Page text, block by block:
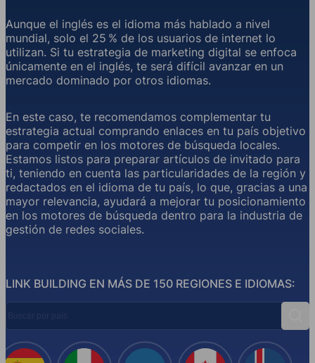
LINK BUILDING EN MÁS DE 150 REGIONES E IDIOMAS:
Aunque el inglés es el idioma más hablado a nivel
mundial, solo el 25 % de los usuarios de internet lo
utilizan. Si tu estrategia de marketing digital se enfoca
únicamente en el inglés, te será difícil avanzar en un
mercado dominado por otros idiomas.
En este caso, te recomendamos complementar tu
estrategia actual comprando enlaces en tu país objetivo
para competir en los motores de búsqueda locales.
Estamos listos para preparar artículos de invitado para
ti, teniendo en cuenta las particularidades de la región y
redactados en el idioma de tu país, lo que, gracias a una
mayor relevancia, ayudará a mejorar tu posicionamiento
en los motores de búsqueda dentro para la industria de
gestión de redes sociales.